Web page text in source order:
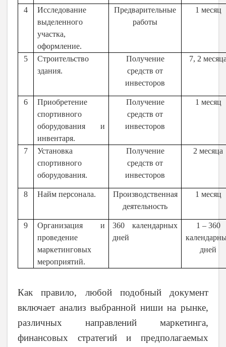
4
Исследование
выделенного
участка,
оформление.
Предварительные
работы
1 месяц
5
Строительство
здания.
Получение
средств от
инвесторов
7, 2
6
Приобретение
спортивного
оборудования и
инвентаря.
Получение
средств от
инвесторов
1 месяц
7
Установка
спортивного
оборудования.
Получение
средств от
инвесторов
2 месяца
8 Найм персонала.
Производственная
деятельность
1 месяц
9
Организация и
проведение
маркетинговых
мероприятий.
360 календарных
дней
1 – 360
дней
Как правило, любой подобный документ
включает анализ выбранной ниши на рынке,
различных направлений маркетинга,
финансовых стратегий и предполагаемых